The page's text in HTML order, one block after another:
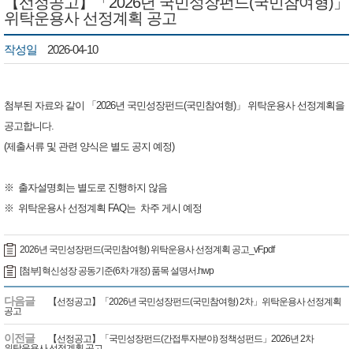
위탁운용사 선정계획 공고
작성일 2026-04-10
첨부된 자료와 같이 「 2026년 국민성장펀드(국민참여형)」 위탁운용사 선정계획을
공고합니다.
(제출서류 및 관련 양식은 별도 공지 예정)
※ 출자설명회는 별도로 진행하지 않음
※ 위탁운용사 선정계획 FAQ는 차주 게시 예정
2026년 국민성장펀드(국민참여형) 위탁운용사 선정계획 공고_vF.pdf
[첨부] 혁신성장 공동기준(6차 개정) 품목 설명서.hwp
다음글
【선정공고】「2026년 국민성장펀드(국민참여형) 2차」위탁운용사 선정계획
공고
이전글
【선정공고】「국민성장펀드(간접투자분야) 정책성펀드」2026년 2차